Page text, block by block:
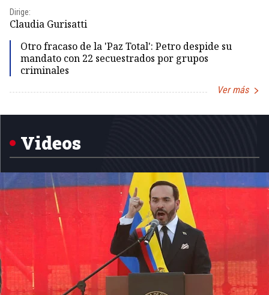
Dirige:
Claudia Gurisatti
Otro fracaso de la 'Paz Total': Petro despide su
mandato con 22 secuestrados por grupos
criminales
Ver más
1
Videos